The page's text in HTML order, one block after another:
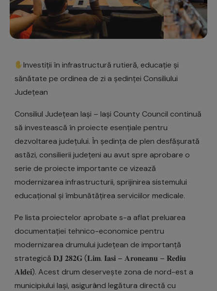
Investiții în infrastructură rutieră, educație și
sănătate pe ordinea de zi a ședinței Consiliului
Județean
Consiliul Județean Iași – Iași County Council continuă
să investească în proiecte esențiale pentru
dezvoltarea județului. În ședința de plen desfășurată
astăzi, consilierii județeni au avut spre aprobare o
serie de proiecte importante ce vizează
modernizarea infrastructurii, sprijinirea sistemului
educațional și îmbunătățirea serviciilor medicale.
Pe lista proiectelor aprobate s-a aflat preluarea
documentației tehnico-economice pentru
modernizarea drumului județean de importanță
strategică 𝐃𝐉 𝟐𝟖𝟐𝐆 (𝐋𝐢𝐦. 𝐈𝐚𝐬‌𝐢 – 𝐀𝐫𝐨𝐧𝐞𝐚𝐧𝐮 – 𝐑𝐞𝐝𝐢𝐮
𝐀𝐥𝐝𝐞𝐢). Acest drum deservește zona de nord-est a
municipiului Iași, asigurând legătura directă cu